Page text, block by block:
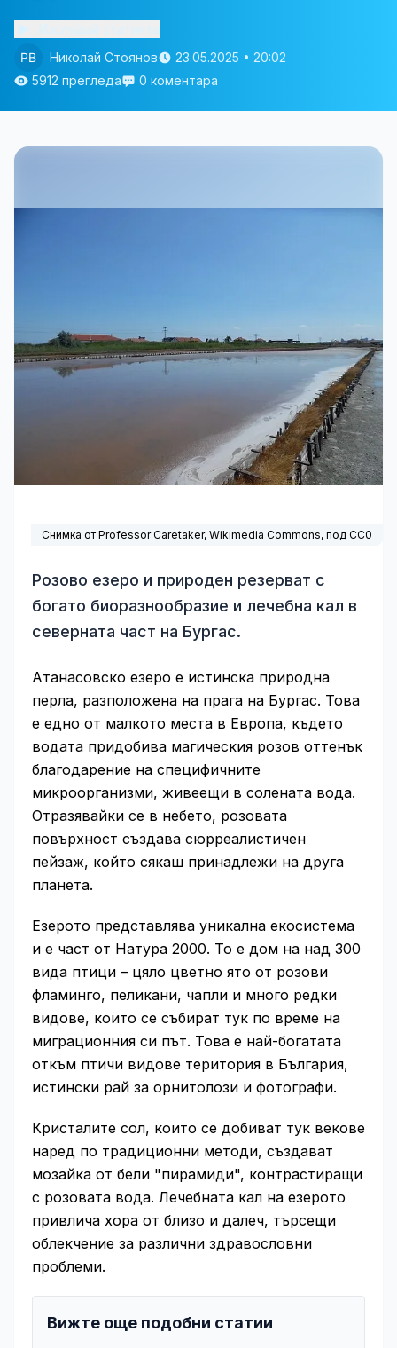
Николай Стоянов
23.05.2025 • 20:02
5912 прегледа
0 коментара
Снимка от Professor Caretaker, Wikimedia Commons, под CC0
Розово езеро и природен резерват с
богато биоразнообразие и лечебна кал в
северната част на Бургас.
Атанасовско езеро е истинска природна
перла, разположена на прага на Бургас. Това
е едно от малкото места в Европа, където
водата придобива магическия розов оттенък
благодарение на специфичните
микроорганизми, живеещи в солената вода.
Отразявайки се в небето, розовата
повърхност създава сюрреалистичен
пейзаж, който сякаш принадлежи на друга
планета.
Езерото представлява уникална екосистема
и е част от Натура 2000. То е дом на над 300
вида птици – цяло цветно ято от розови
фламинго, пеликани, чапли и много редки
видове, които се събират тук по време на
миграционния си път. Това е най-богатата
откъм птичи видове територия в България,
истински рай за орнитолози и фотографи.
Кристалите сол, които се добиват тук векове
наред по традиционни методи, създават
мозайка от бели "пирамиди", контрастиращи
с розовата вода. Лечебната кал на езерото
привлича хора от близо и далеч, търсещи
облекчение за различни здравословни
проблеми.
Вижте още подобни статии